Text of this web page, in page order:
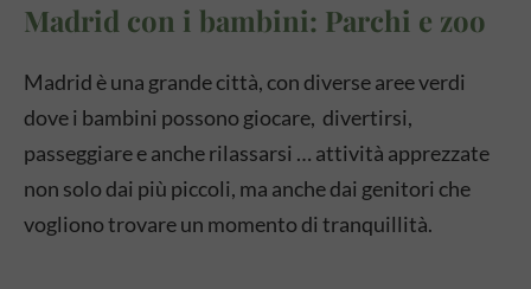
Madrid con i bambini: Parchi e zoo
Madrid è una grande città, con diverse aree verdi
dove i bambini possono giocare, divertirsi,
passeggiare e anche rilassarsi … attività apprezzate
non solo dai più piccoli, ma anche dai genitori che
vogliono trovare un momento di tranquillità.